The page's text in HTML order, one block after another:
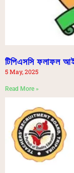
টিপিএসসি ফলাফল
5 May, 2025
Read More »